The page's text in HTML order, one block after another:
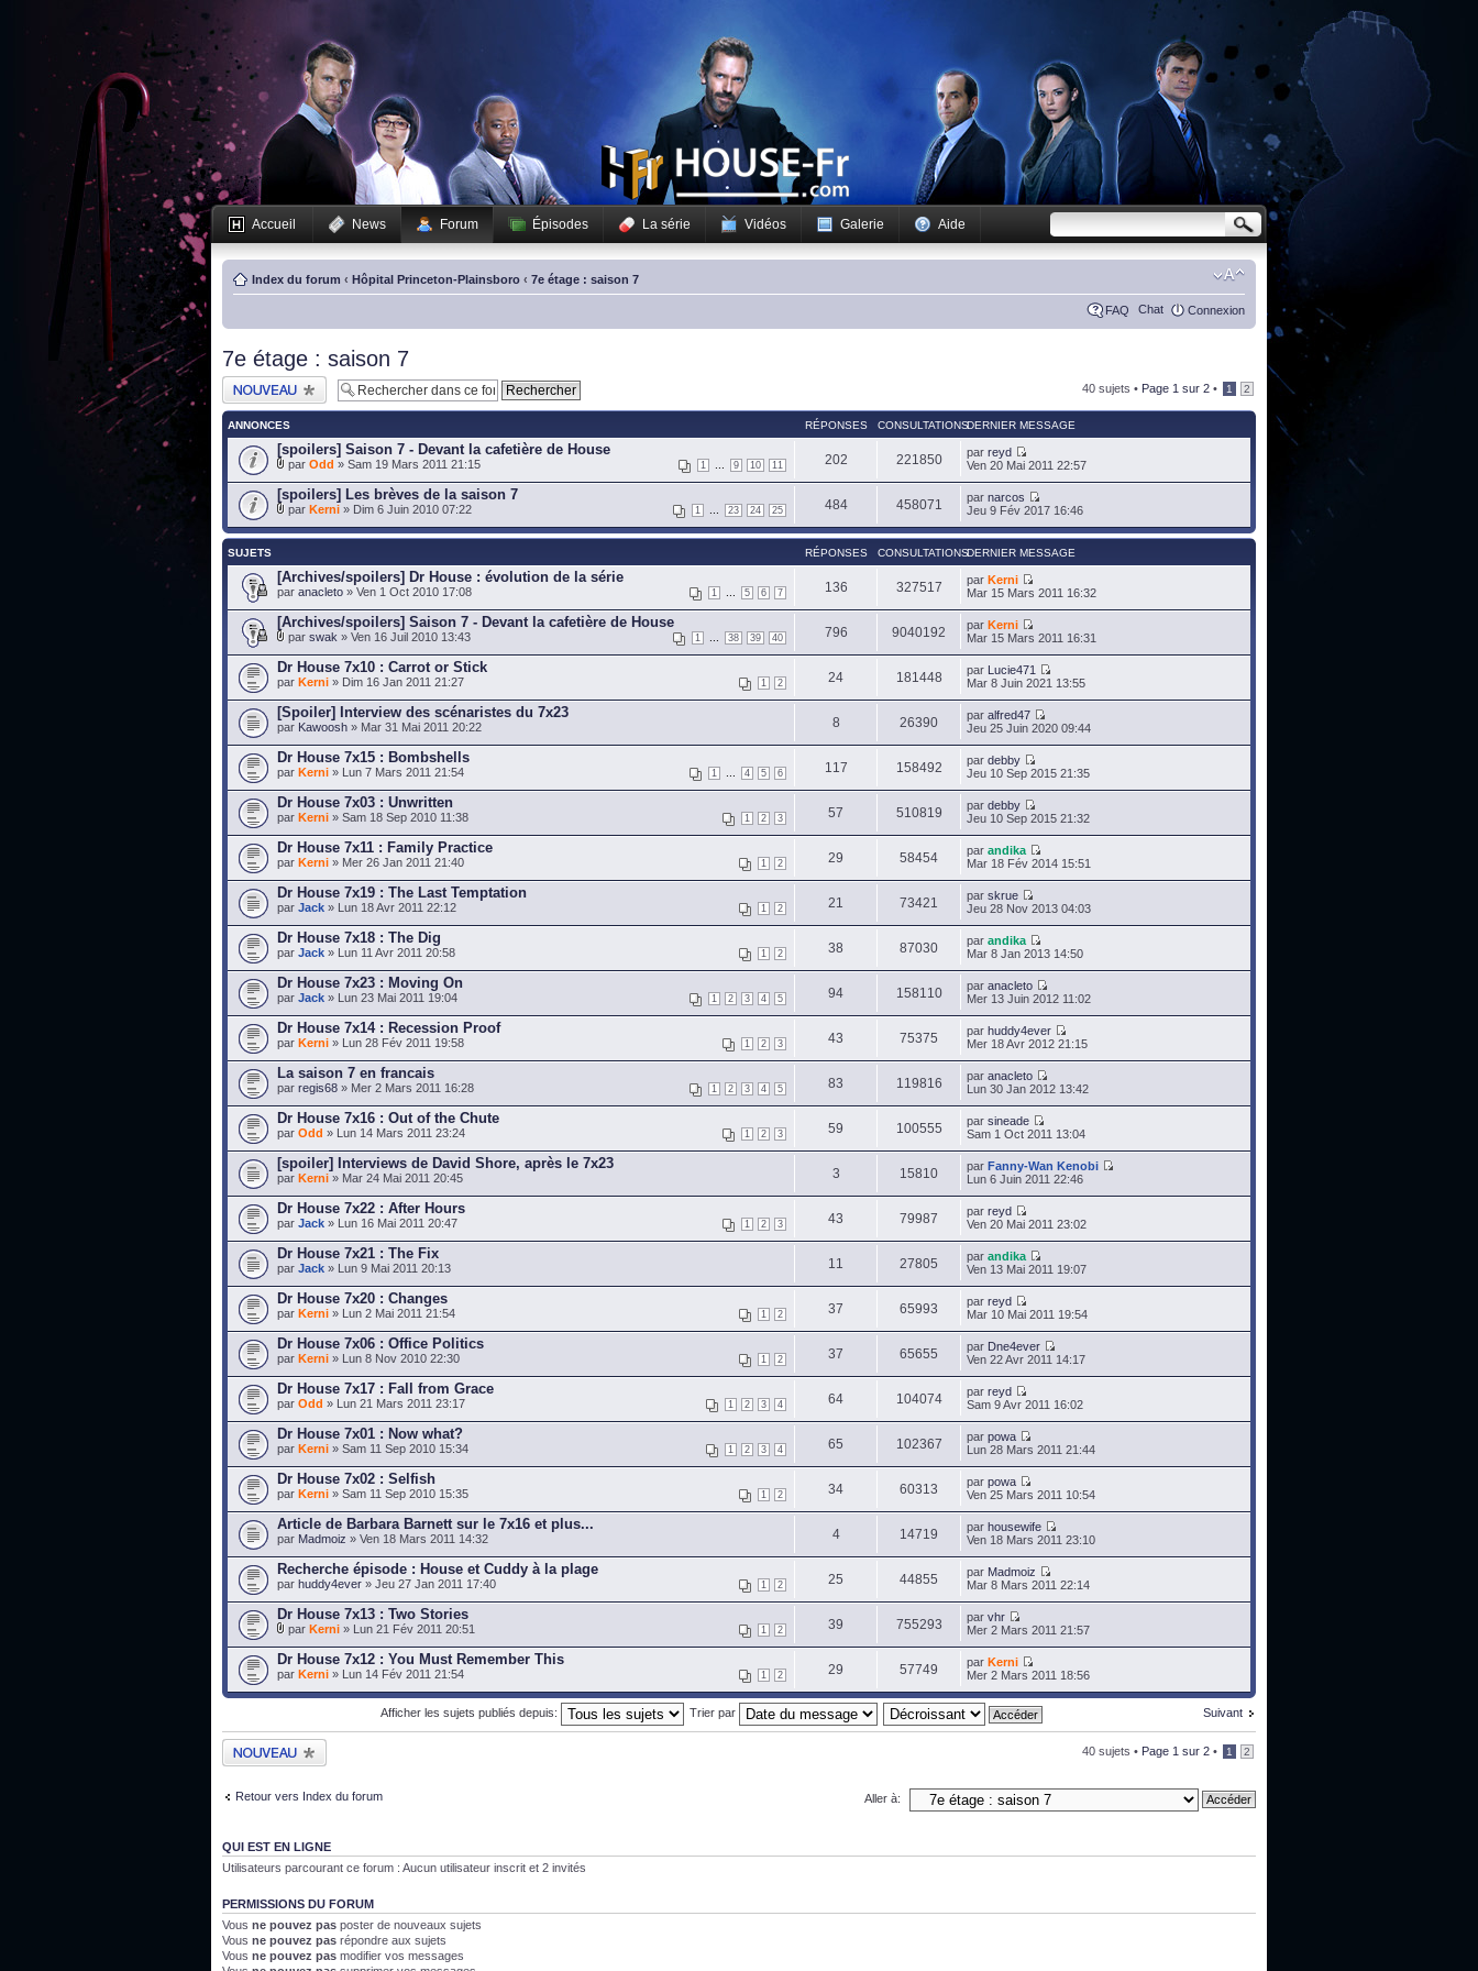
Accueil News Forum Épisodes La série Vidéos Galerie Aide
Index du forum ‹ Hôpital Princeton-Plainsboro ‹ 7e étage : saison 7
FAQ Chat Connexion
7e étage : saison 7
Publier un nouveau
sujet
40 sujets • Page 1 sur 2 • 1 2
ANNONCES RÉPONSES CONSULTATIONSDERNIER MESSAGE
[spoilers] Saison 7 - Devant la cafetière de House
1 9 10 11
par Odd » Sam 19 Mars 2011 21:15 202 221850 par reyd
Ven 20 Mai 2011 22:57
[spoilers] Les brèves de la saison 7
1 23 24 25
par Kerni » Dim 6 Juin 2010 07:22 484 458071 par narcos
Jeu 9 Fév 2017 16:46
SUJETS RÉPONSES CONSULTATIONSDERNIER MESSAGE
[Archives/spoilers] Dr House : évolution de la série
1 5 6 7
par anacleto » Ven 1 Oct 2010 17:08 136 327517 par Kerni
Mar 15 Mars 2011 16:32
[Archives/spoilers] Saison 7 - Devant la cafetière de House
1 38 39 40
par swak » Ven 16 Juil 2010 13:43 796 9040192 par Kerni
Mar 15 Mars 2011 16:31
Dr House 7x10 : Carrot or Stick
1 2
par Kerni » Dim 16 Jan 2011 21:27 24 181448 par Lucie471
Mar 8 Juin 2021 13:55
[Spoiler] Interview des scénaristes du 7x23
par Kawoosh » Mar 31 Mai 2011 20:22 8 26390 par alfred47
Jeu 25 Juin 2020 09:44
Dr House 7x15 : Bombshells
1 4 5 6
par Kerni » Lun 7 Mars 2011 21:54 117 158492 par debby
Jeu 10 Sep 2015 21:35
Dr House 7x03 : Unwritten
1 2 3
par Kerni » Sam 18 Sep 2010 11:38 57 510819 par debby
Jeu 10 Sep 2015 21:32
Dr House 7x11 : Family Practice
1 2
par Kerni » Mer 26 Jan 2011 21:40 29 58454 par andika
Mar 18 Fév 2014 15:51
Dr House 7x19 : The Last Temptation
1 2
par Jack » Lun 18 Avr 2011 22:12 21 73421 par skrue
Jeu 28 Nov 2013 04:03
Dr House 7x18 : The Dig
1 2
par Jack » Lun 11 Avr 2011 20:58 38 87030 par andika
Mar 8 Jan 2013 14:50
Dr House 7x23 : Moving On
1 2 3 4 5
par Jack » Lun 23 Mai 2011 19:04 94 158110 par anacleto
Mer 13 Juin 2012 11:02
Dr House 7x14 : Recession Proof
1 2 3
par Kerni » Lun 28 Fév 2011 19:58 43 75375 par huddy4ever
Mer 18 Avr 2012 21:15
La saison 7 en francais
1 2 3 4 5
par regis68 » Mer 2 Mars 2011 16:28 83 119816 par anacleto
Lun 30 Jan 2012 13:42
Dr House 7x16 : Out of the Chute
1 2 3
par Odd » Lun 14 Mars 2011 23:24 59 100555 par sineade
Sam 1 Oct 2011 13:04
[spoiler] Interviews de David Shore, après le 7x23
par Kerni » Mar 24 Mai 2011 20:45 3 15810 par Fanny-Wan Kenobi
Lun 6 Juin 2011 22:46
Dr House 7x22 : After Hours
1 2 3
par Jack » Lun 16 Mai 2011 20:47 43 79987 par reyd
Ven 20 Mai 2011 23:02
Dr House 7x21 : The Fix
par Jack » Lun 9 Mai 2011 20:13 11 27805 par andika
Ven 13 Mai 2011 19:07
Dr House 7x20 : Changes
1 2
par Kerni » Lun 2 Mai 2011 21:54 37 65993 par reyd
Mar 10 Mai 2011 19:54
Dr House 7x06 : Office Politics
1 2
par Kerni » Lun 8 Nov 2010 22:30 37 65655 par Dne4ever
Ven 22 Avr 2011 14:17
Dr House 7x17 : Fall from Grace
1 2 3 4
par Odd » Lun 21 Mars 2011 23:17 64 104074 par reyd
Sam 9 Avr 2011 16:02
Dr House 7x01 : Now what?
1 2 3 4
par Kerni » Sam 11 Sep 2010 15:34 65 102367 par powa
Lun 28 Mars 2011 21:44
Dr House 7x02 : Selfish
1 2
par Kerni » Sam 11 Sep 2010 15:35 34 60313 par powa
Ven 25 Mars 2011 10:54
Article de Barbara Barnett sur le 7x16 et plus...
par Madmoiz » Ven 18 Mars 2011 14:32 4 14719 par housewife
Ven 18 Mars 2011 23:10
Recherche épisode : House et Cuddy à la plage
1 2
par huddy4ever » Jeu 27 Jan 2011 17:40 25 44855 par Madmoiz
Mar 8 Mars 2011 22:14
Dr House 7x13 : Two Stories
1 2
par Kerni » Lun 21 Fév 2011 20:51 39 755293 par vhr
Mer 2 Mars 2011 21:57
Dr House 7x12 : You Must Remember This
1 2
par Kerni » Lun 14 Fév 2011 21:54 29 57749 par Kerni
Mer 2 Mars 2011 18:56
Suivant
Afficher les sujets publiés depuis: Trier par
Publier un nouveau
sujet
40 sujets • Page 1 sur 2 • 1 2
Retour vers Index du forum Aller à:
QUI EST EN LIGNE
Utilisateurs parcourant ce forum : Aucun utilisateur inscrit et 2 invités
PERMISSIONS DU FORUM
Vous ne pouvez pas poster de nouveaux sujets
Vous ne pouvez pas répondre aux sujets
Vous ne pouvez pas modifier vos messages